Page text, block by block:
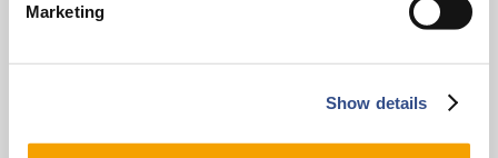
Marketing
Show details
Contact
Vliegveldweg 90